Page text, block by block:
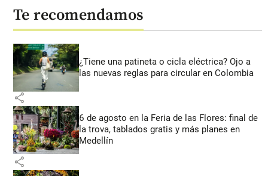
Te recomendamos
¿Tiene una patineta o cicla eléctrica? Ojo a
las nuevas reglas para circular en Colombia
share
6 de agosto en la Feria de las Flores: final de
la trova, tablados gratis y más planes en
Medellín
share